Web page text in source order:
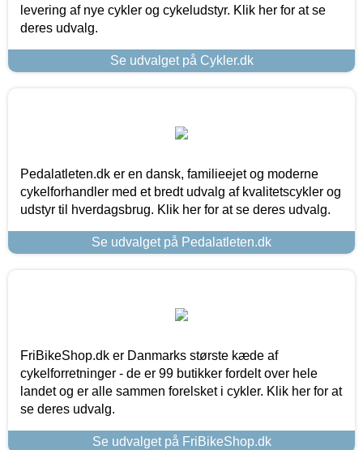
levering af nye cykler og cykeludstyr. Klik her for at se
deres udvalg.
Se udvalget på Cykler.dk
Pedalatleten.dk er en dansk, familieejet og moderne
cykelforhandler med et bredt udvalg af kvalitetscykler og
udstyr til hverdagsbrug. Klik her for at se deres udvalg.
Se udvalget på Pedalatleten.dk
FriBikeShop.dk er Danmarks største kæde af
cykelforretninger - de er 99 butikker fordelt over hele
landet og er alle sammen forelsket i cykler. Klik her for at
se deres udvalg.
Se udvalget på FriBikeShop.dk